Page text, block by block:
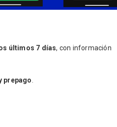
últimos 7 días, con información
prepago